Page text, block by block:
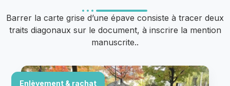
Barrer la carte grise d’une épave consiste à tracer deux
traits diagonaux sur le document, à inscrire la mention
manuscrite..
Enlèvement & rachat